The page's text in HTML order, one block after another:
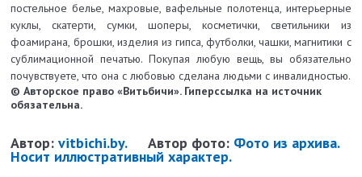
постельное белье, махровые, вафельные полотенца, интерьерные
куклы, скатерти, сумки, шоперы, косметички, светильники из
фоамирана, брошки, изделия из гипса, футболки, чашки, магнитики с
сублимационной печатью. Покупая любую вещь, вы обязательно
почувствуете, что она с любовью сделана людьми с инвалидностью.
© Авторское право «Витьбичи». Гиперссылка на источник
обязательна.
Автор:vitbichi.by. Автор фото: Фото из архива.
Носит иллюстративный характер.